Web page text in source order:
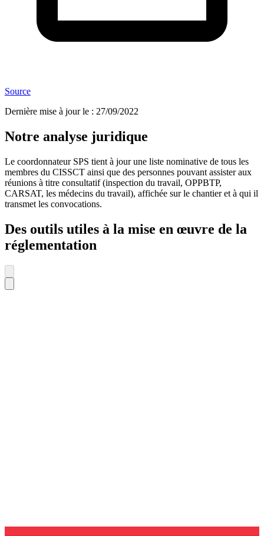
Source
Dernière mise à jour le : 27/09/2022
Notre analyse juridique
Le coordonnateur SPS tient à jour une liste nominative de tous les
membres du CISSCT ainsi que des personnes pouvant assister aux
réunions à titre consultatif (inspection du travail, OPPBTP,
CARSAT, les médecins du travail), affichée sur le chantier et à qui il
transmet les convocations.
Des outils utiles à la mise en œuvre de la
réglementation